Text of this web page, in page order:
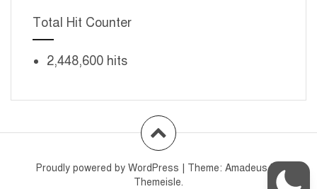
Total Hit Counter
2,448,600 hits
Proudly powered by WordPress Theme: Amadeusby
Themeisle.